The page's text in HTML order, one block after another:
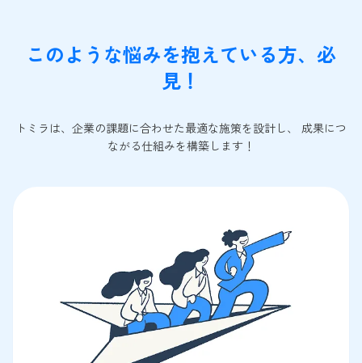
このような悩みを抱えている方、必
見！
トミラは、企業の課題に合わせた最適な施策を設計し、 成果につ
ながる仕組みを構築します！